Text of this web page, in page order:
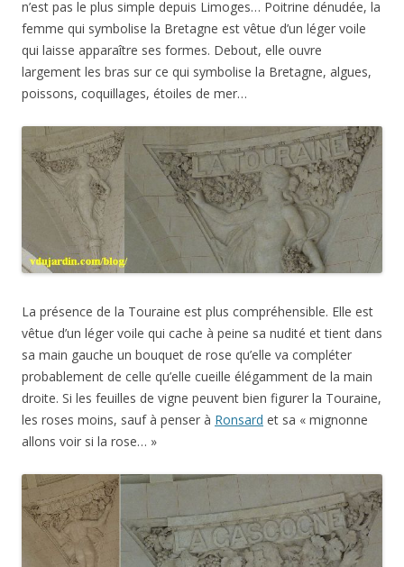
La présence de la Touraine est plus compréhensible. Elle est
vêtue d’un léger voile qui cache à peine sa nudité et tient dans
probablement de celle qu’elle cueille élégamment de la main
droite. Si les feuilles de vigne peuvent bien figurer la Touraine,
les roses moins, sauf à penser àRonsard et sa « mignonne
allons voir si la rose… »
La quatrième allégorie représente la Gascogne.
Curieusement, elle est représentée sous les traits d’une
profusion de sarments de vigne qui portent de lourdes
grappes de raisin.
Mais… point de Poitou dans ces allégories??? Encore moins